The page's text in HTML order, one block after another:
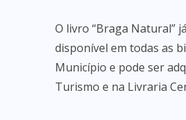
O livro “Braga Natural”
disponível em todas as
Município e pode ser
Turismo e na Livraria